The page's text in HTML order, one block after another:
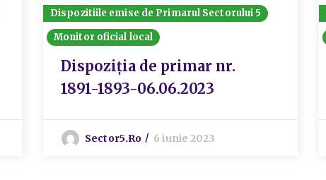
Dispozitiile emise de Primarul Sectorului 5
Monitor oficial local
Dispoziția de primar nr.
1891-1893-06.06.2023
Sector5.ro 6 iunie 2023